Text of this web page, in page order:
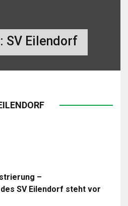
SV Eilendorf
–
SV Eilendorf steht vor